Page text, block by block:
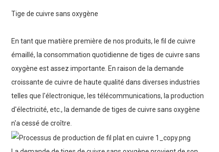
Tige de cuivre sans oxygène
En tant que matière première de nos produits, le fil de cuivre
émaillé, la consommation quotidienne de tiges de cuivre sans
oxygène est assez importante. En raison de la demande
croissante de cuivre de haute qualité dans diverses industries
telles que l'électronique, les télécommunications, la production
d'électricité, etc., la demande de tiges de cuivre sans oxygène
n'a cessé de croître.